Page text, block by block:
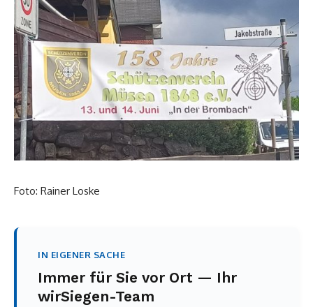
Foto: Rainer Loske
IN EIGENER SACHE
Immer für Sie vor Ort — Ihr
wirSiegen-Team